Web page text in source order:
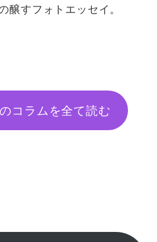
醸すフォトエッセイ。
コラムを全て読む